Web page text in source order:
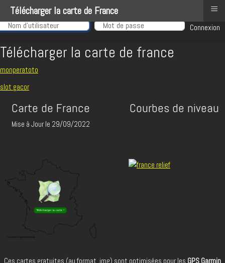
Nom d'utilisateur Connexion
Télécharger la carte de france
monperatoto
slot gacor
Carte de France
Mise à Jour le 29/09/2022
Courbes de niveau
Ces cartes gratuites (au format .img) sont optimisées pour les GPS Garmin
Télécharger la carte de France ≡